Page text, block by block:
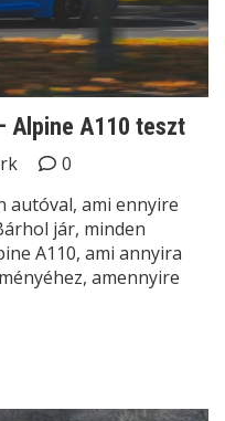
Alpine A110 teszt
0
autóval, ami ennyire
jár, minden
A110, ami annyira
amennyire